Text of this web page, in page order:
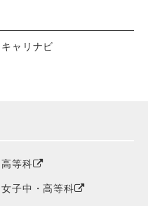
キャリナビ
高等科
女子中・高等科